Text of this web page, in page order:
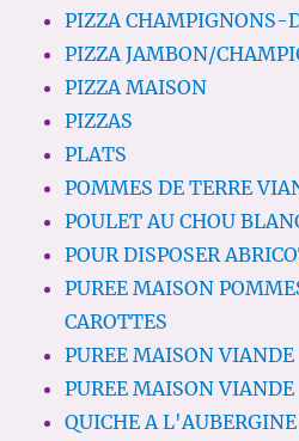
PIZZA CHAMPIGNONS-
PIZZA JAMBON/
PIZZA MAISON
PIZZAS
PLATS
POMMES DE TERRE
POULET AU CHOU
POUR DISPOSER
PUREE MAISON
CAROTTES
PUREE MAISON VIANDE
PUREE MAISON VIANDE
QUICHE A